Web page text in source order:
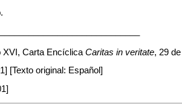
XVI, Carta Encíclica Caritas in veritate, 29
[Texto original: Español]